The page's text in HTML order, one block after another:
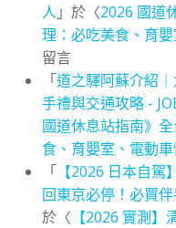
人 」於〈2026 國道
理：必吃美食、育
留言
「道之驛阿蘇介紹
手禮與交通攻略 -
國道休息站指南》
食、育嬰室、電動
「 【2026 日本自
回東京必停！必買
於〈 【2026 實測